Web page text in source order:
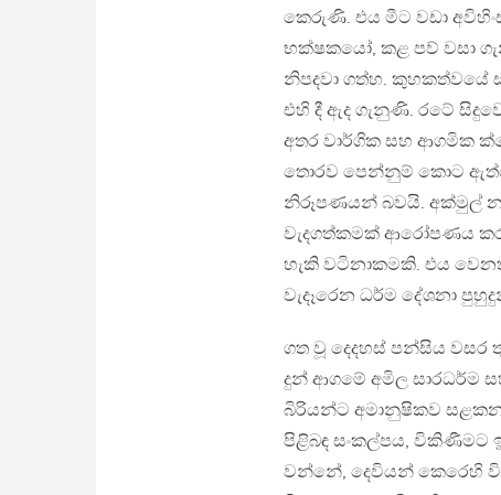
කෙරුණි. එය මීට වඩා
භක්ෂකයෝ, කළ පව් වසා
නිපදවා ගත්හ.
එහි දී ඇද ගැනුණි. රටේ
අතර වාර්ගික සහ ආගමික
තොරව පෙන්නුම් කොට
නිරූපණයන් බවයි. අක්මුල්
වැදගත්කමක් ආරෝපණය
හැකි වටිනාකමකි. එය
වැදෑරෙන ධර්ම දේශනා
ගත වූ දෙදහස් පන්සිය
දුන් ආගමේ අමිල සාරධර්ම
බිරියන්ට අමානුෂිකව
පිළිබඳ සංකල්පය, විකිණීමට
වන්නේ, දෙවියන් කෙරෙහි